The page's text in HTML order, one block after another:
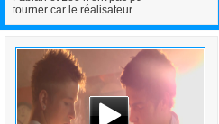
tourner car le réalisateur ...